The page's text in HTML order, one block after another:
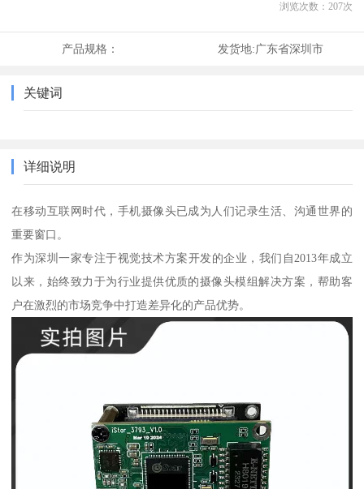
浏览次数： 207次
产品规格： 发货地:广东省深圳市
关键词
详细说明
在移动互联网时代，手机摄像头已成为人们记录生活、沟通世界的
重要窗口。
作为深圳一家专注于视觉技术方案开发的企业，我们自2013年成立
以来，始终致力于为行业提供优质的摄像头模组解决方案，帮助客
户在激烈的市场竞争中打造差异化的产品优势。